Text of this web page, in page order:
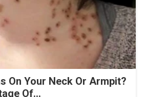
On Your Neck Or Armpit?
Of...